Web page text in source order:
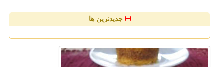
جدیدترین ها